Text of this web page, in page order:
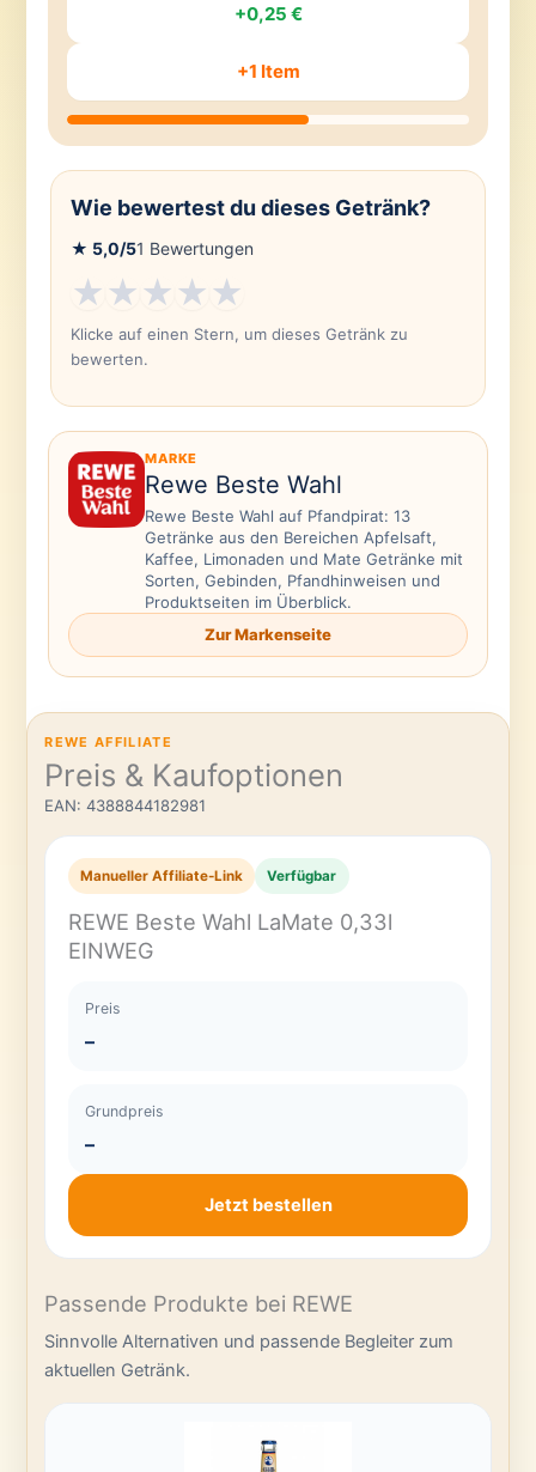
+0,25 €
+1 Item
Wie bewertest du dieses Getränk?
★ 5,0/51 Bewertungen
★★★★★
Klicke auf einen Stern, um dieses Getränk zu
bewerten.
MARKE
Rewe Beste Wahl
Rewe Beste Wahl auf Pfandpirat: 13
Getränke aus den Bereichen Apfelsaft,
Kaffee, Limonaden und Mate Getränke mit
Sorten, Gebinden, Pfandhinweisen und
Produktseiten im Überblick.
Zur Markenseite
REWE AFFILIATE
Preis & Kaufoptionen
EAN: 4388844182981
Manueller Affiliate-Link Verfügbar
REWE Beste Wahl LaMate 0,33l
EINWEG
Preis
–
Grundpreis
–
Jetzt bestellen
Passende Produkte bei REWE
Sinnvolle Alternativen und passende Begleiter zum
aktuellen Getränk.